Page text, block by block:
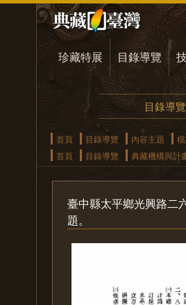
珍藏特展 目錄導覽
目錄導
首頁 目錄導覽 內容主題
首頁
目錄導覽 典藏機構與計
臺中縣太平鄉光興路二
題。